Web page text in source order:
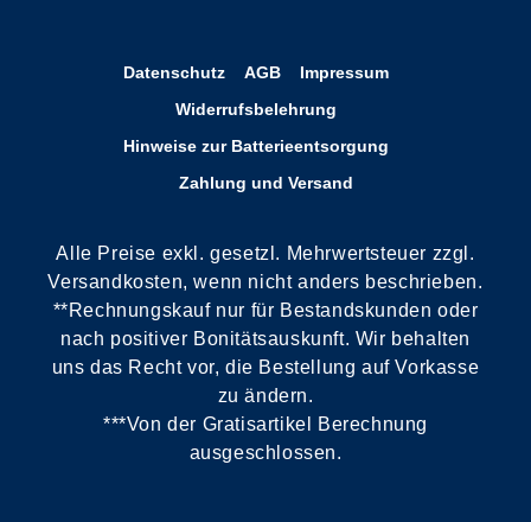
Datenschutz AGB
Impressum
Widerrufsbelehrung
Hinweise zur Batterieentsorgung
Zahlung und Versand
Alle Preise exkl. gesetzl. Mehrwertsteuer zzgl.
Versandkosten, wenn nicht anders beschrieben.
**Rechnungskauf nur für Bestandskunden oder
nach positiver Bonitätsauskunft. Wir behalten
uns das Recht vor, die Bestellung auf Vorkasse
zu ändern.
***Von der Gratisartikel Berechnung
ausgeschlossen.